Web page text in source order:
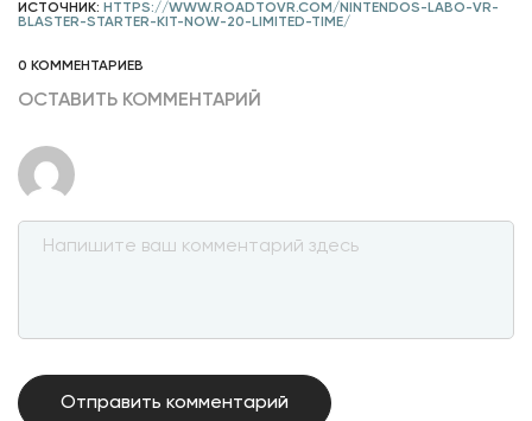
ИСТОЧНИК: HTTPS://WWW.ROADTOVR.COM/NINTENDOS-LABO-VR-
BLASTER-STARTER-KIT-NOW-20-LIMITED-TIME/
0 КОММЕНТАРИЕВ
ОСТАВИТЬ КОММЕНТАРИЙ